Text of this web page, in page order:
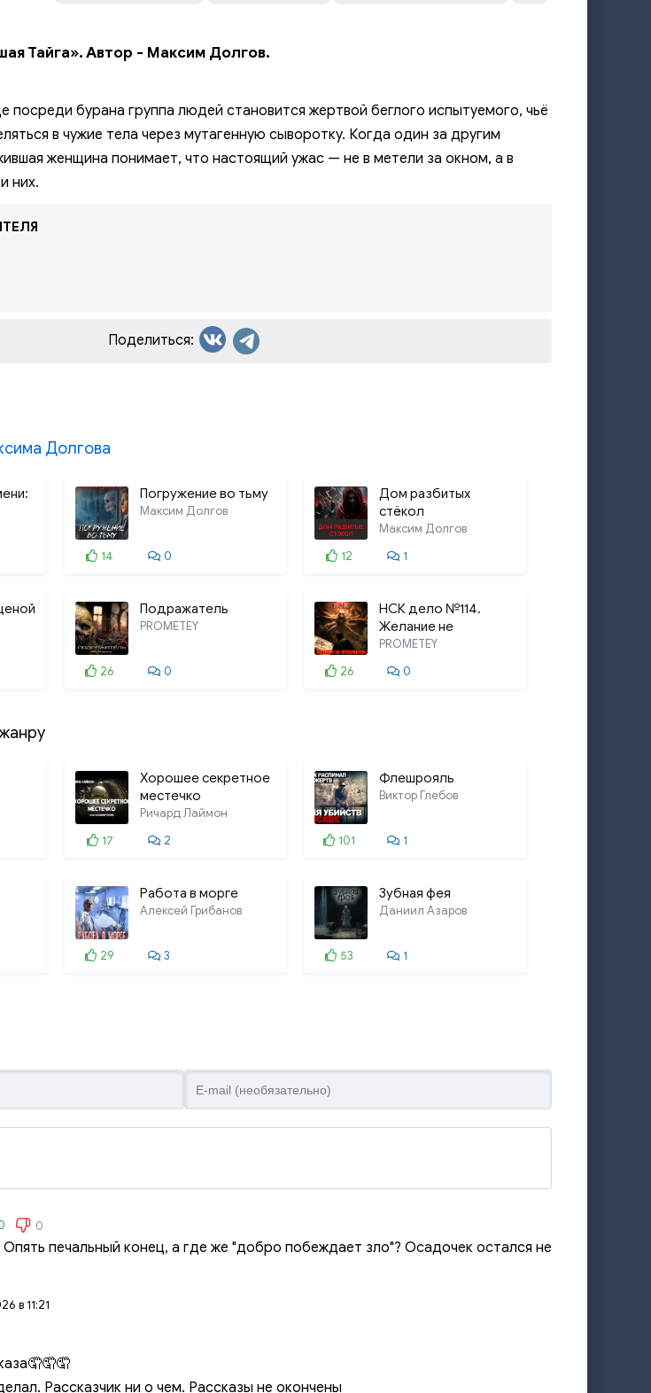
Тайга». Автор - Максим Долгов.
посреди бурана группа людей становится жертвой беглого испытуемого, чьё
в чужие тела через мутагенную сыворотку. Когда один за другим
женщина понимает, что настоящий ужас — не в метели за окном, а в
них.
Поделиться:
Долгова
Погружение во тьму
Максим Долгов
14 0
Дом разбитых
стёкол
Максим Долгов
12
1
Подражатель
PROMETEY
26 0
НСК дело №114.
Желание не
отменяется
PROMETEY
26
0
Хорошее секретное
местечко
Ричард Лаймон
17
2
Флешрояль
Виктор Глебов
101 1
Работа в морге
Алексей Грибанов
29 3
Зубная фея
Даниил Азаров
53 1
0
Опять печальный конец, а где же "добро побеждает зло"? Осадочек остался не
в 11:21
Рассказчик ни о чем. Рассказы не окончены